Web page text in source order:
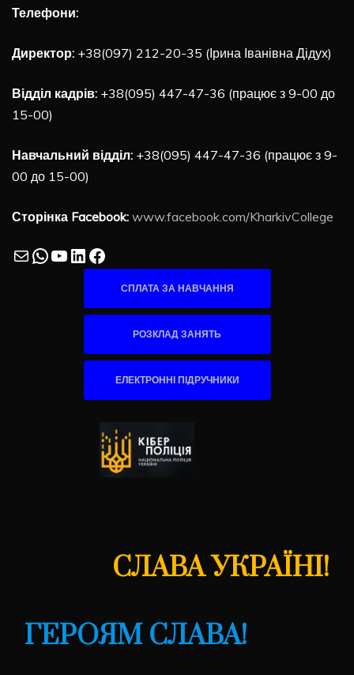
Телефони:
Директор: +38(097) 212-20-35 (Ірина Іванівна Дідух)
Відділ кадрів: +38(095) 447-47-36 (працює з 9-00 до
15-00)
Навчальний відділ: +38(095) 447-47-36 (працює з 9-
00 до 15-00)
Сторінка Facebook: www.facebook.com/KharkivCollege
MailWhatsApp
YouTube
LinkedIn
Facebook
СПЛАТА ЗА НАВЧАННЯ
РОЗКЛАД ЗАНЯТЬ
ЕЛЕКТРОННІ ПІДРУЧНИКИ
СЛАВА УКРАЇНІ!
ГЕРОЯМ СЛАВА!